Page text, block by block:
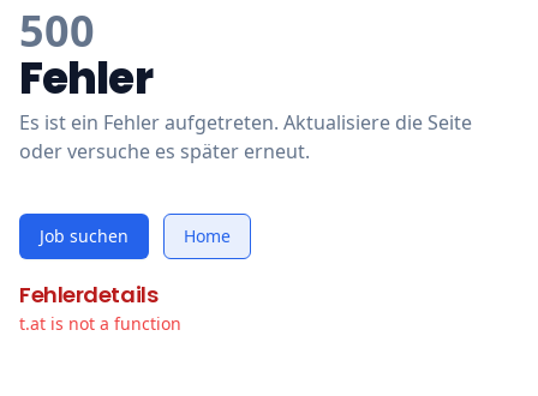
500
Fehler
Es ist ein Fehler aufgetreten. Aktualisiere die Seite
oder versuche es später erneut.
Job suchen Home
Fehlerdetails
t.at is not a function